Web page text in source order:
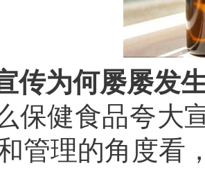
传为何屡屡发
保健食品夸大
管理的角度看